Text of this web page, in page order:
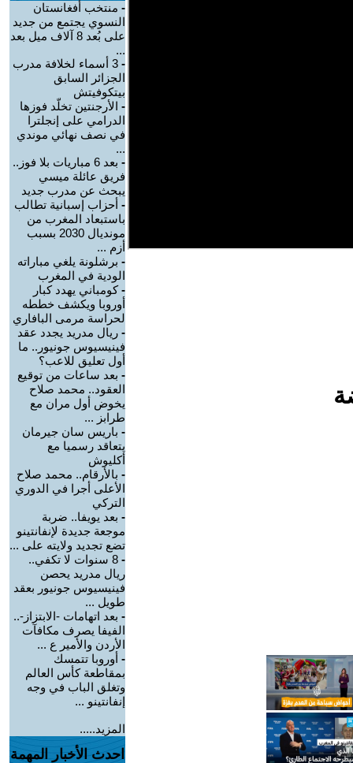
- منتخب أفغانستان
النسوي يجتمع من جديد
على بُعد 8 آلاف ميل بعد
...
-
3 أسماء لخلافة مدرب
الجزائر السابق
بيتكوفيتش
- الأرجنتين تخلّد فوزها
الدرامي على إنجلترا
في نصف نهائي موندي
...
-
بعد 6 مباريات بلا فوز..
فريق عائلة ميسي
يبحث عن مدرب جديد
- أحزاب إسبانية تطالب
باستبعاد المغرب من
مونديال 2030 بسبب
أزم ...
- برشلونة يلغي مباراته
الودية في المغرب
-كومباني يهدد كبار
أوروبا ويكشف خططه
لحراسة مرمى البافاري
- ريال مدريد يجدد عقد
فينيسيوس جونيور.. ما
أول تعليق للاعب؟
- بعد ساعات من توقيع
العقود.. محمد صلاح
يخوض أول مران مع
طرابز ...
- باريس سان جيرمان
يتعاقد رسميا مع
أكليوش
- بالأرقام.. محمد صلاح
الأعلى أجرا في الدوري
التركي
- بعد يويفا.. ضربة
موجعة جديدة لإنفانتينو
تضع تجديد ولايته على ...
-
8 سنوات لا تكفي..
ريال مدريد يحصن
فينيسيوس جونيور بعقد
طويل ...
- بعد اتهامات -الابتزاز-..
الفيفا يصرف مكافآت
الأردن والأمير ع ...
- أوروبا تتمسك
بمقاطعة كأس العالم
وتغلق الباب في وجه
إنفانتينو ...
المزيد.....
احدث الأخبار المهمة